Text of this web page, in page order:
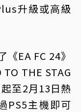
升級或高級
EA FC 24》
THE STAG
至2月13日熱
PS5主機即可